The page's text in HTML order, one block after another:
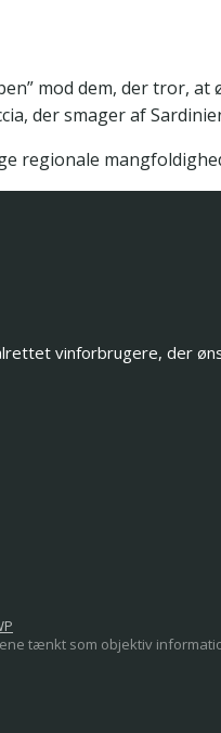
mod dem, der tror,
der smager af
regionale
vinforbrugere, der
tænkt som objektiv